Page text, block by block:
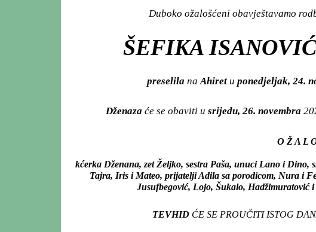
Duboko ožalošćeni obavještavamo
ŠEFIKA
preselila naAhiretu ponedjeljak, 24.
Dženaza će se obaviti u srijedu, 26. novembra
O Ž A L
kćerka Dženana, zet Željko, sestra Paša, unuci Lano i
Tajra, Iris i Mateo, prijatelji Adila sa porodicom, Nura i
Jusufbegović, Lojo, Šukalo, Hadžimuratović
TEVHID ĆE SE PROUČITI ISTOG